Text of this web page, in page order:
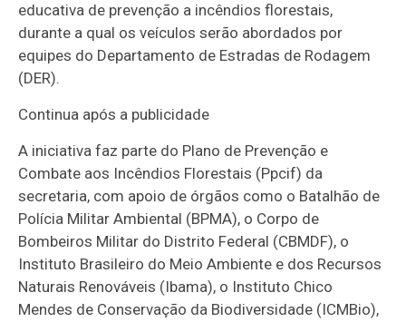
educativa de prevenção a incêndios florestais,
durante a qual os veículos serão abordados por
equipes do Departamento de Estradas de Rodagem
(DER).
Continua após a publicidade
A iniciativa faz parte do Plano de Prevenção e
Combate aos Incêndios Florestais (Ppcif) da
secretaria, com apoio de órgãos como o Batalhão de
Polícia Militar Ambiental (BPMA), o Corpo de
Bombeiros Militar do Distrito Federal (CBMDF), o
Instituto Brasileiro do Meio Ambiente e dos Recursos
Naturais Renováveis (Ibama), o Instituto Chico
Mendes de Conservação da Biodiversidade (ICMBio),